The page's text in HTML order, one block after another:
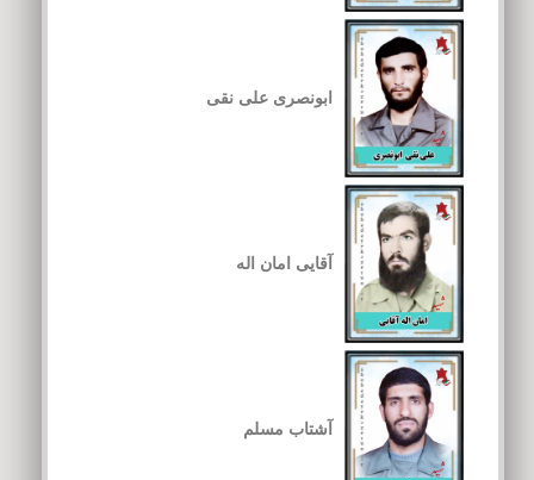
ابونصری علی نقی
آقایی امان اله
آشتاب مسلم